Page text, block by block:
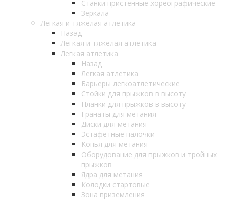
Станки пристенные хореографические
Зеркала
Легкая и тяжелая атлетика
Назад
Легкая и тяжелая атлетика
Легкая атлетика
Назад
Легкая атлетика
Барьеры легкоатлетические
Стойки для прыжков в высоту
Планки для прыжков в высоту
Гранаты для метания
Диски для метания
Эстафетные палочки
Копья для метания
Оборудование для прыжков и тройных
прыжков
Ядра для метания
Колодки стартовые
Зона приземления